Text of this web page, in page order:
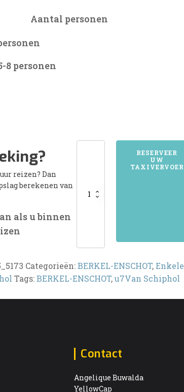
Aantal personen
8 personen
reizen? Dan
berekenen van
als u binnen
RESERVEER
UW
TAXIVERVOER
Categorieën:BERKEL-ENSCHOT,Enkele
Tags:BERKEL-ENSCHOT,u7Van Schiphol
Contact
Angelique Buwalda
YellowCap